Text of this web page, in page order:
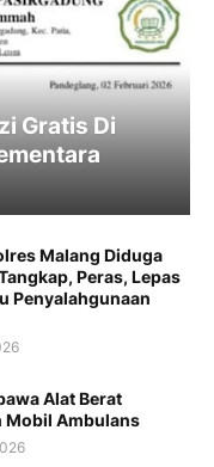
Gratis Di
Malang Diduga
Peras, Lepas
Penyalahgunaan
Alat Berat
Mobil Ambulans